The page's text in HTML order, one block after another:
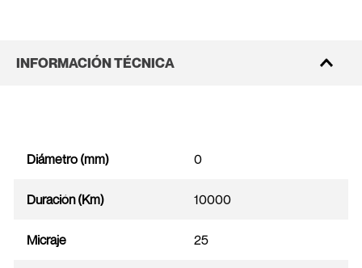
INFORMACIÓN TÉCNICA
Diámetro (mm) 0
Duración (Km) 10000
Micraje 25